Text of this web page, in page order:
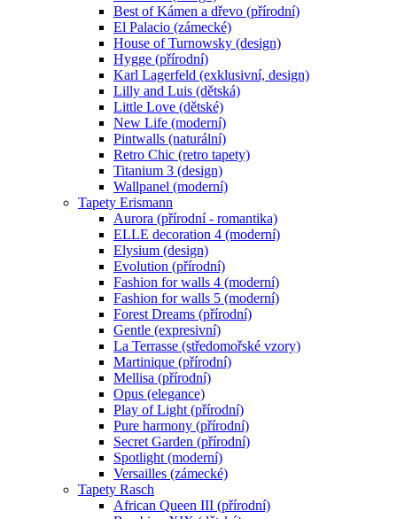
Best of Kámen a dřevo (přírodní)
El Palacio (zámecké)
House of Turnowsky (design)
Hygge (přírodní)
Karl Lagerfeld (exklusivní, design)
Lilly and Luis (dětská)
Little Love (dětské)
New Life (moderní)
Pintwalls (naturální)
Retro Chic (retro tapety)
Titanium 3 (design)
Wallpanel (moderní)
Tapety Erismann
Aurora (přírodní - romantika)
ELLE decoration 4 (moderní)
Elysium (design)
Evolution (přírodní)
Fashion for walls 4 (moderní)
Fashion for walls 5 (moderní)
Forest Dreams (přírodní)
Gentle (expresivní)
La Terrasse (středomořské vzory)
Martinique (přírodní)
Mellisa (přírodní)
Opus (elegance)
Play of Light (přírodní)
Pure harmony (přírodní)
Secret Garden (přírodní)
Spotlight (moderní)
Versailles (zámecké)
Tapety Rasch
African Queen III (přírodní)